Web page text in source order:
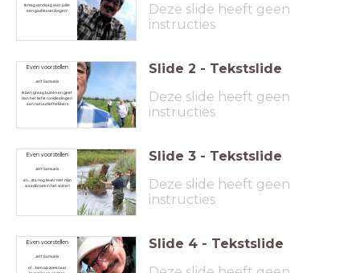
Ik mag vandaag voor jullie
een gastles verzorgen!
Deze slide heeft geen
instructies
Even voorstellen
Jeff Samuels
Ik ben graag buiten en geef
dan het liefst rondleidingen
aan natuurliefhebbers
Slide 2 - Tekstslide
Deze slide heeft geen
instructies
Even voorstellen
Jeff Samuels
en... sta nog liever met mijn
waadbroek in het water!
Slide 3 - Tekstslide
Deze slide heeft geen
instructies
Even voorstellen
Jeff Samuels
of... ben op zoek naar
Slide 4 - Tekstslide